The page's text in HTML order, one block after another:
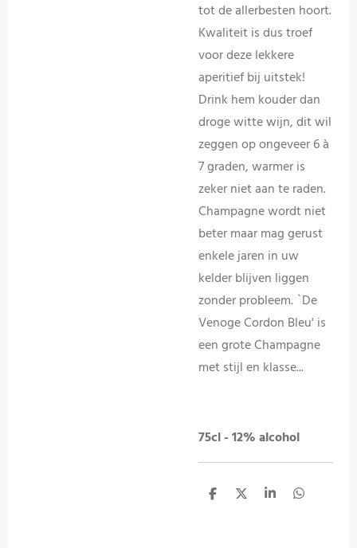
tot de allerbesten hoort.
Kwaliteit is dus troef
voor deze lekkere
aperitief bij uitstek!
Drink hem kouder dan
droge witte wijn, dit wil
zeggen op ongeveer 6 à
7 graden, warmer is
zeker niet aan te raden.
Champagne wordt niet
beter maar mag gerust
enkele jaren in uw
kelder blijven liggen
zonder probleem. `De
Venoge Cordon Bleu' is
een grote Champagne
met stijl en klasse...
75cl - 12% alcohol
D D S D